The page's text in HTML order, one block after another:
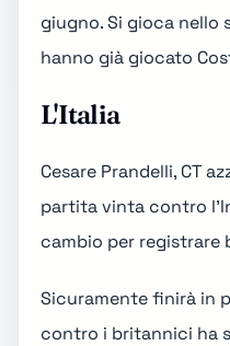
giugno. Si gioca nello
hanno già giocato
L'Italia
Cesare Prandelli, CT
partita vinta contro
cambio per registrare
Sicuramente finirà in
contro i britannici ha